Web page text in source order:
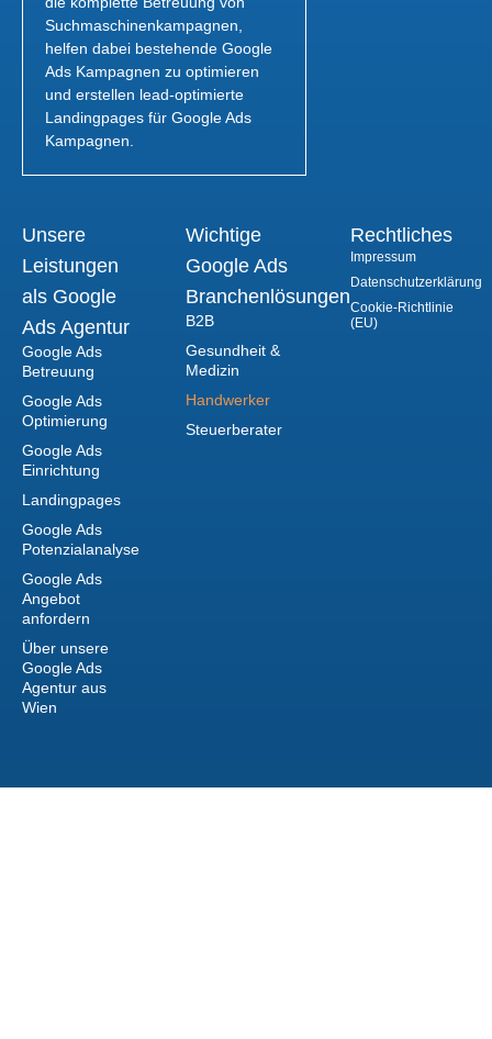
Suchmaschinenkampagnen,
helfen dabei bestehende Google
Ads Kampagnen zu optimieren
und erstellen lead-optimierte
Landingpages für Google Ads
Kampagnen.
Unsere
Leistungen
als Google
Ads Agentur
Google Ads
Betreuung
Google Ads
Optimierung
Google Ads
Einrichtung
Landingpages
Google Ads
Potenzialanalyse
Google Ads
Angebot
anfordern
Über unsere
Google Ads
Agentur aus
Wien
Wichtige
Google Ads
Branchenlösungen
B2B
Gesundheit &
Medizin
Handwerker
Steuerberater
Rechtliches
Impressum
Datenschutzerklärung
Cookie-Richtlinie
(EU)